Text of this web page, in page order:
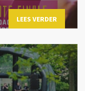
LEES VERDER